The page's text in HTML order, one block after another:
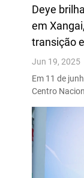
Deye
em
transição
Jun 19, 2025
Em 11 de
Centro